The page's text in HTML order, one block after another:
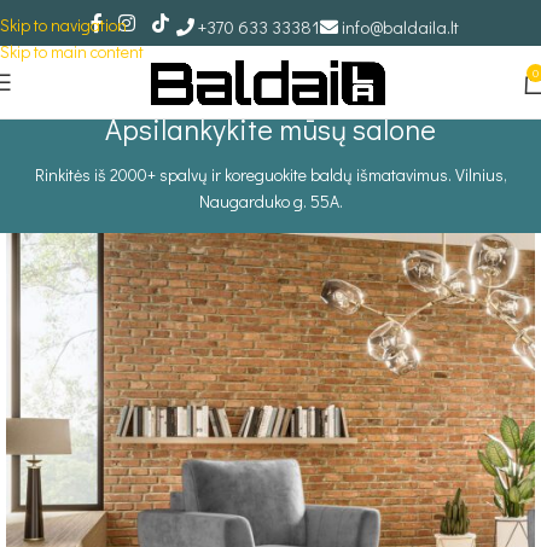
Skip to navigation
Skip to main content
+370 633 33381 info@baldaila.lt
0
Apsilankykite mūsų salone
Rinkitės iš 2000+ spalvų ir koreguokite baldų išmatavimus. Vilnius,
Naugarduko g. 55A.